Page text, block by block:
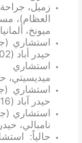
زميل،
العظام)،
ميونخ، ألمانيا
استشاري
حيدر أباد (2002 – 2014)
استشاري
ميديسيتي، حيدر أباد
استشاري
حيدر آباد (2016-2017)
استشاري
نامبالي، حيدر آباد
حالياً: